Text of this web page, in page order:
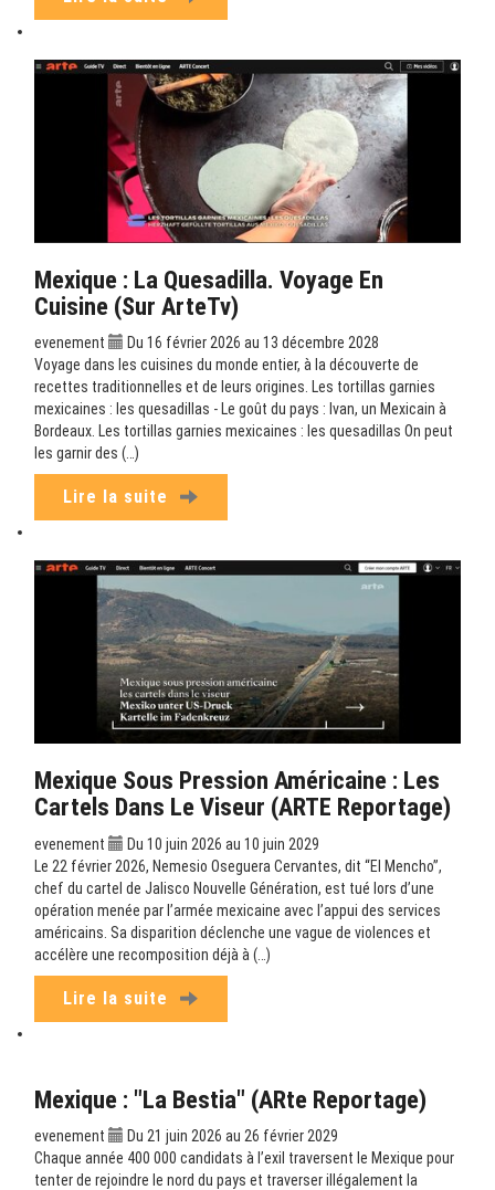
Mexique : La Quesadilla. Voyage En
Cuisine (sur ArteTv)
evenement
Du 16 février 2026 au 13 décembre 2028
Voyage dans les cuisines du monde entier, à la découverte de
recettes traditionnelles et de leurs origines. Les tortillas garnies
mexicaines : les quesadillas - Le goût du pays : Ivan, un Mexicain à
Bordeaux. Les tortillas garnies mexicaines : les quesadillas On peut
les garnir des (…)
Lire la suite
Mexique Sous Pression Américaine : Les
Cartels Dans Le Viseur (ARTE Reportage)
evenement
Du 10 juin 2026 au 10 juin 2029
Le 22 février 2026, Nemesio Oseguera Cervantes, dit “El Mencho”,
chef du cartel de Jalisco Nouvelle Génération, est tué lors d’une
opération menée par l’armée mexicaine avec l’appui des services
américains. Sa disparition déclenche une vague de violences et
accélère une recomposition déjà à (…)
Lire la suite
Mexique : "La Bestia" (ARte Reportage)
evenement
Du 21 juin 2026 au 26 février 2029
Chaque année 400 000 candidats à l’exil traversent le Mexique pour
tenter de rejoindre le nord du pays et traverser illégalement la